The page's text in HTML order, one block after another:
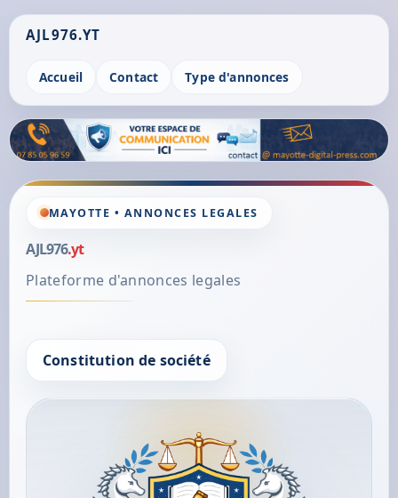
AJL976.YT
Accueil Contact Type d'annonces
MAYOTTE • ANNONCES LEGALES
AJL976.yt
Plateforme d'annonces legales
Constitution de société